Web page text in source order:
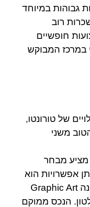
גבוהות במיוחד
רוב
חופשיים
במרכז המבוקש
של טורונטו,
משני
מציע מבחר
אפשרויות הוא
מבנה היסטורי שנבנה מחדש המכונה Graphic Art
הנכס ממוקם